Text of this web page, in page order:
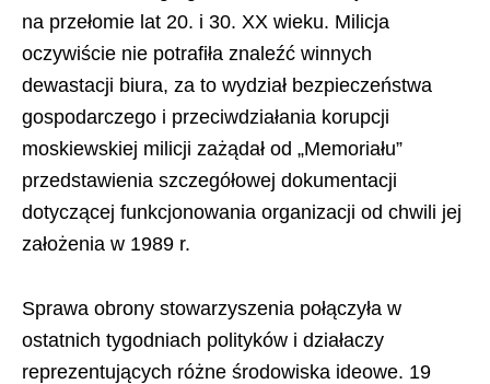
na przełomie lat 20. i 30. XX wieku. Milicja
oczywiście nie potrafiła znaleźć winnych
dewastacji biura, za to wydział bezpieczeństwa
gospodarczego i przeciwdziałania korupcji
moskiewskiej milicji zażądał od „Memoriału”
przedstawienia szczegółowej dokumentacji
dotyczącej funkcjonowania organizacji od chwili jej
założenia w 1989 r.
Sprawa obrony stowarzyszenia połączyła w
ostatnich tygodniach polityków i działaczy
reprezentujących różne środowiska ideowe. 19